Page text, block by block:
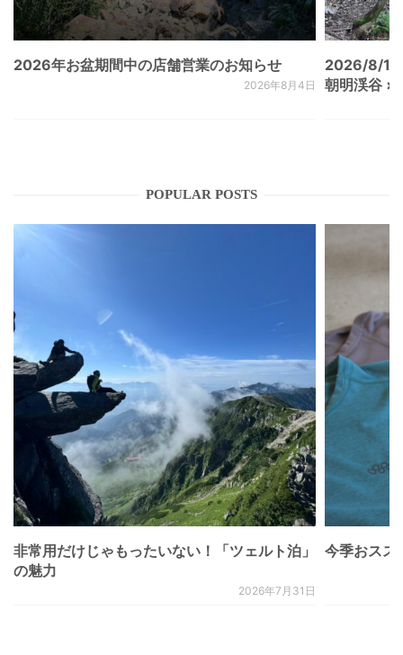
2026年お盆期間中の店舗営業のお知らせ
2026年8月4日
2026/8/
朝明渓谷 ×
POPULAR POSTS
非常用だけじゃもったいない！「ツェルト泊」
の魅力
2026年7月31日
今季おスス